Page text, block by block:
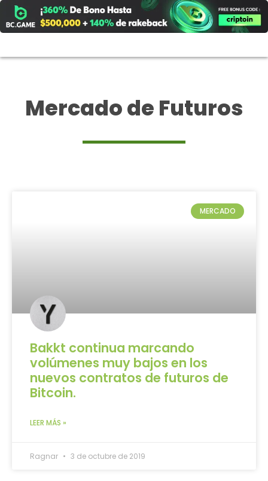
al
contenido
Mercado de Futuros
MERCADO
Bakkt continua marcando
volúmenes muy bajos en los
nuevos contratos de futuros de
Bitcoin.
LEER MÁS »
Ragnar 3 de octubre de 2019